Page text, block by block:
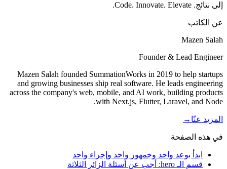
إلى نتائج. Code. Innovate. Elevate.
عن الكاتب
Mazen Salah
Founder & Lead Engineer
Mazen Salah founded SummationWorks in 2019 to help startups
and growing businesses ship real software. He leads engineering
across the company's web, mobile, and AI work, building products
with Next.js, Flutter, Laravel, and Node.
المزيد عنّا →
في هذه الصفحة
ابدأ بوعد واحد وجمهور واحد وإجراء واحد
قسم الـ hero: أجب عن أسئلة الزائر الثلاثة